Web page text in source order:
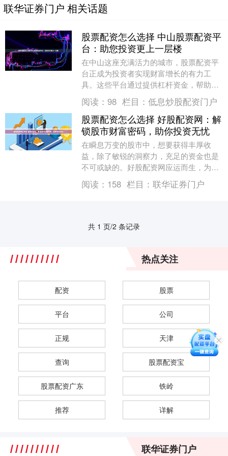
联华证券门户 相关话题
股票配资怎么选择 中山股票配资平
台：助您投资更上一层楼
在中山这座充满活力的城市，股票配资平
台正成为投资者实现财富增长的有力工
具。这些平台通过提供杠杆资金，帮助投
资者放大投资收益，从而提升投资回报
率。 * **低杠杆....
阅读： 98 栏目： 低息炒股配资门户
股票配资怎么选择 好股配资网：解
锁股市财富密码，助你投资无忧
在瞬息万变的股市中，想要获得丰厚收
益，除了敏锐的洞察力，充足的资金也是
不可或缺的。好股配资网应运而生，为广
大投资者提供专业的配资服务，助你解锁
股市财富密码，实现....
阅读： 158 栏目： 联华证券门户
共 1 页/2 条记录
热点关注
配资 股票
平台 公司
正规 天津
查询 股票配资宝
股票配资广东 铁岭
推荐 详解
联华证券门户